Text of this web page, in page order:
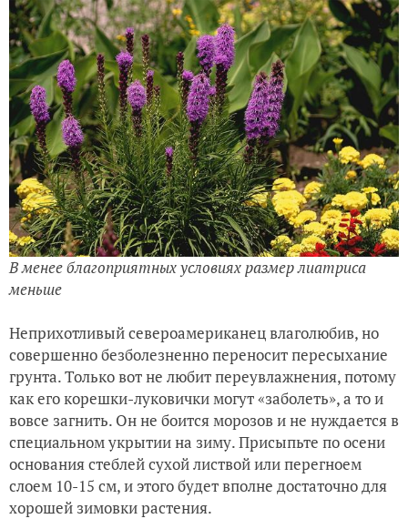
В менее благоприятных условиях размер лиатриса
меньше
Неприхотливый североамериканец влаголюбив, но
совершенно безболезненно переносит пересыхание
грунта. Только вот не любит переувлажнения, потому
как его корешки-луковички могут «заболеть», а то и
вовсе загнить. Он не боится морозов и не нуждается в
специальном укрытии на зиму. Присыпьте по осени
основания стеблей сухой листвой или перегноем
слоем 10-15 см, и этого будет вполне достаточно для
хорошей зимовки растения.